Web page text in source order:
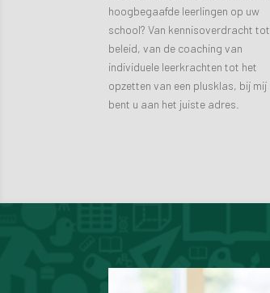
hoogbegaafde leerlingen op uw
school? Van kennisoverdracht tot
beleid, van de coaching van
individuele leerkrachten tot het
opzetten van een plusklas, bij mij
bent u aan het juiste adres.